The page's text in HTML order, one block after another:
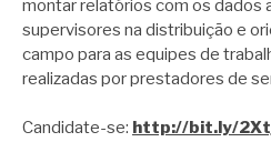
montar relatórios com os dados
supervisores na distribuição e
campo para as equipes de
realizadas por prestadores de
Candidate-se: http://bit.ly/